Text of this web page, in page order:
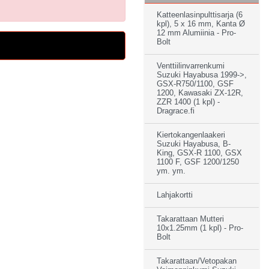
Katteenlasinpulttisarja (6
kpl), 5 x 16 mm, Kanta Ø
12 mm Alumiinia - Pro-
Bolt
Venttiilinvarrenkumi
Suzuki Hayabusa 1999->,
GSX-R750/1100, GSF
1200, Kawasaki ZX-12R,
ZZR 1400 (1 kpl) -
Dragrace.fi
Kiertokangenlaakeri
Suzuki Hayabusa, B-
King, GSX-R 1100, GSX
1100 F, GSF 1200/1250
ym. ym.
Lahjakortti
Takarattaan Mutteri
10x1.25mm (1 kpl) - Pro-
Bolt
Takarattaan/Vetopakan